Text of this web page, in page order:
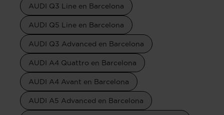
AUDI Q3 Line en Barcelona
AUDI Q5 Line en Barcelona
AUDI Q3 Advanced en Barcelona
AUDI A4 Quattro en Barcelona
AUDI A4 Avant en Barcelona
AUDI A5 Advanced en Barcelona